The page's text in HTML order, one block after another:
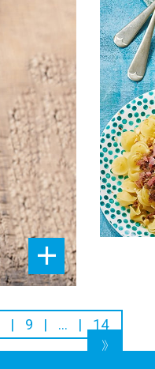
9 … 14